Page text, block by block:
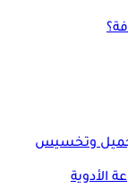
وتخسيس
الأدوية